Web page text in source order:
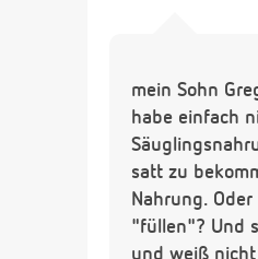
mein Sohn
habe einfach
satt zu
Nahrung.
"füllen"? Und